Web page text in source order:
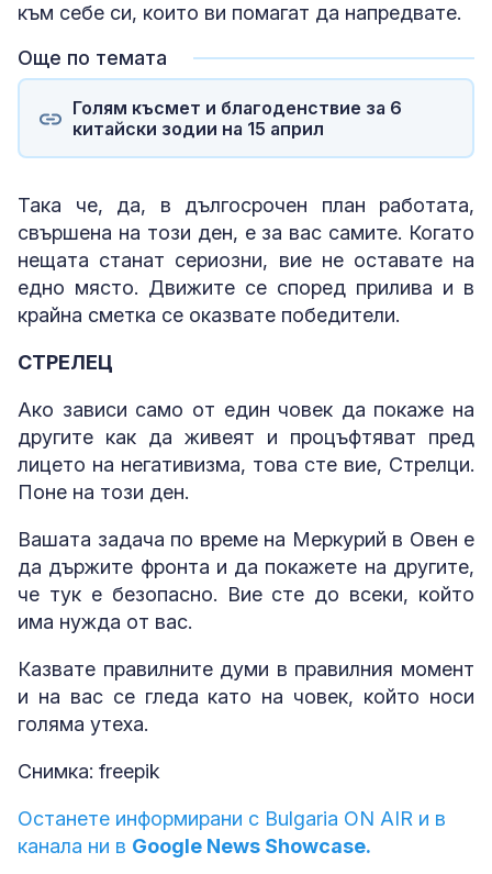
към себе си, които ви помагат да напредвате.
Още по темата
Голям късмет и благоденствие за 6
китайски зодии на 15 април
Така че, да, в дългосрочен план работата,
свършена на този ден, е за вас самите. Когато
нещата станат сериозни, вие не оставате на
едно място. Движите се според прилива и в
крайна сметка се оказвате победители.
СТРЕЛЕЦ
Ако зависи само от един човек да покаже на
другите как да живеят и процъфтяват пред
лицето на негативизма, това сте вие, Стрелци.
Поне на този ден.
Вашата задача по време на Меркурий в Овен е
да държите фронта и да покажете на другите,
че тук е безопасно. Вие сте до всеки, който
има нужда от вас.
Казвате правилните думи в правилния момент
и на вас се гледа като на човек, който носи
голяма утеха.
Снимка: freepik
Останете информирани с Bulgaria ON AIR и в
канала ни в Google News Showcase.